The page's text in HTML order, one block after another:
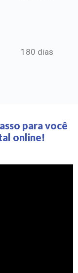
180 dias
para você
online!